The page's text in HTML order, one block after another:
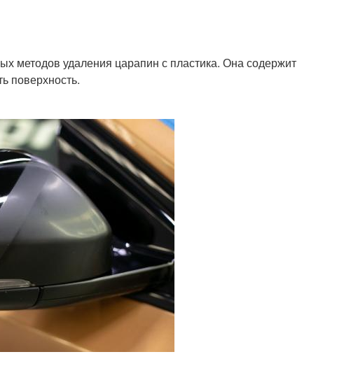
методов удаления царапин с пластика. Она содержит
поверхность.